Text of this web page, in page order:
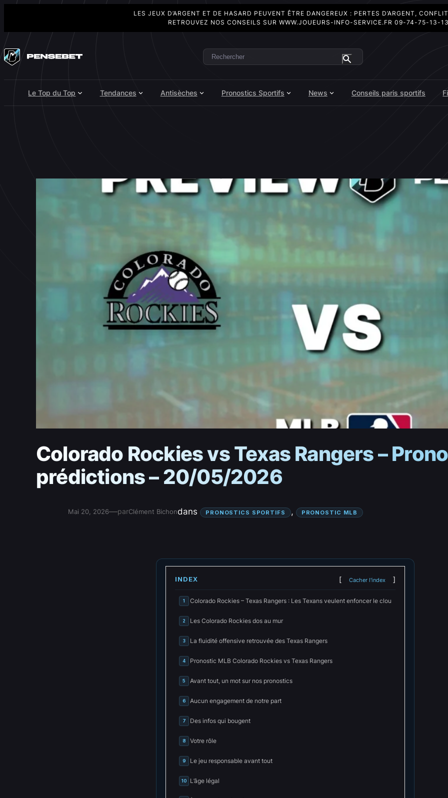
LES JEUX D’ARGENT ET DE HASARD PEUVENT ÊTRE DANGEREUX : PERTES D’ARGENT,
RETROUVEZ NOS CONSEILS SUR WWW.JOUEURS-INFO-SERVICE.FR 09-74-75-13-
au
contenu
Rechercher
Le Top du Top Tendances Antisèches Pronostics Sportifs News Conseils paris sportifs
Colorado Rockies vs Texas Rangers –
prédictions – 20/05/2026
Mai 20, 2026—parClément Bichondans PRONOSTICS SPORTIFS , PRONOSTIC MLB
INDEX Cacher l'index
1 Colorado Rockies – Texas Rangers : Les Texans veulent enfoncer le clou
2 Les Colorado Rockies dos au mur
3 La fluidité offensive retrouvée des Texas Rangers
4 Pronostic MLB Colorado Rockies vs Texas Rangers
5 Avant tout, un mot sur nos pronostics
6 Aucun engagement de notre part
7 Des infos qui bougent
8 Votre rôle
9 Le jeu responsable avant tout
10 L’âge légal